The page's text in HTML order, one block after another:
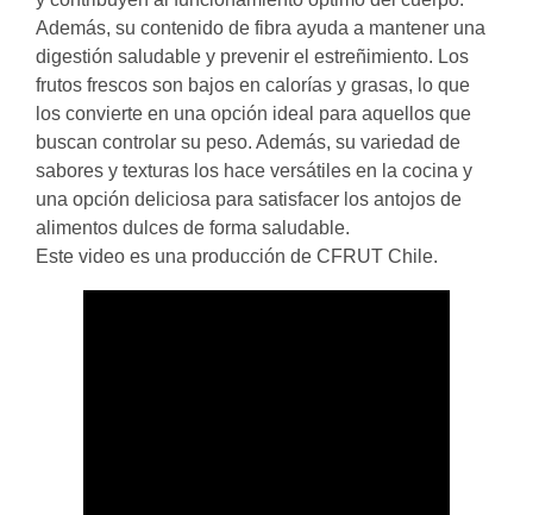
Además, su contenido de fibra ayuda a mantener una
digestión saludable y prevenir el estreñimiento. Los
frutos frescos son bajos en calorías y grasas, lo que
los convierte en una opción ideal para aquellos que
buscan controlar su peso. Además, su variedad de
sabores y texturas los hace versátiles en la cocina y
una opción deliciosa para satisfacer los antojos de
alimentos dulces de forma saludable.
Este video es una producción de CFRUT Chile.